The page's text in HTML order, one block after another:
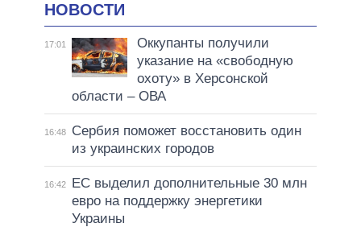
НОВОСТИ
17:01
Оккупанты получили
указание на «свободную
охоту» в Херсонской
области – ОВА
16:48
Сербия поможет восстановить один
из украинских городов
16:42
ЕС выделил дополнительные 30 млн
евро на поддержку энергетики
Украины